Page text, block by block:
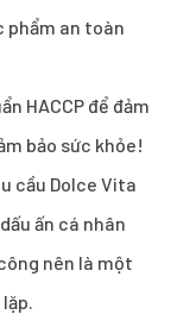
phẩm an toàn
HACCP để đảm
bảo sức khỏe!
cầu Dolce Vita
ấn cá nhân
nên là một